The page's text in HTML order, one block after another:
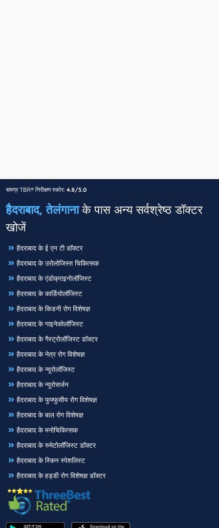
समग्र TBR® निरीक्षण स्कोर: 4.8/5.0
हैदराबाद, तेलंगानाके पास अन्य सर्वश्रेष्ठ डॉक्टर
खोजें
हैदराबाद के ई एन टी डॉक्टर
हैदराबाद के उरोलोजिस्त चिकित्सक
हैदराबाद के एंडोक्राइनोलॉजिस्ट
हैदराबाद के कार्डियोलॉजिस्ट
हैदराबाद के किडनी रोग विशेषज्ञ
हैदराबाद के गाइनेकोलॉजिस्ट
हैदराबाद के गैस्ट्रोलॉजिस्ट डॉक्टर
हैदराबाद के नेत्र रोग विशेषज्ञ
हैदराबाद के न्यूरोलॉजिस्ट
हैदराबाद के न्यूरोसर्जन
हैदराबाद के फुफ्फुसीय रोग विशेषज्ञ
हैदराबाद के बाल रोग विशेषज्ञ
हैदराबाद के मनोचिकित्सक
हैदराबाद के रुमेटोलॉजिस्ट डॉक्टर
हैदराबाद के स्किन स्पेशलिस्ट
हैदराबाद के हड्डी रोग विशेषज्ञ डॉक्टर